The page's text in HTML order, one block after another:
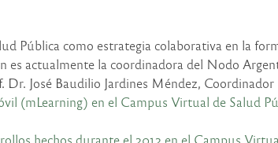
Pública como estrategia colaborativa en la
actualmente la coordinadora del Nodo
Dr. José Baudilio Jardines Méndez,
(mLearning) en el Campus Virtual de Salud
hechos durante el 2012 en el Campus